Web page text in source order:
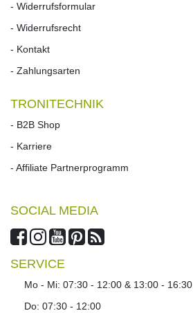
- Widerrufsformular
- Widerrufs­recht
- Kontakt
- Zahlungsarten
TRONITECHNIK
- B2B Shop
- Karriere
- Affiliate Partnerprogramm
SOCIAL MEDIA
SERVICE
Mo - Mi: 07:30 - 12:00 & 13:00 - 16:30
Do: 07:30 - 12:00